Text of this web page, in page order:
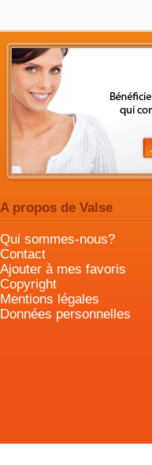
A propos de Valse
Qui sommes-nous?
Contact
Ajouter à mes favoris
Copyright
Mentions légales
Données personnelles